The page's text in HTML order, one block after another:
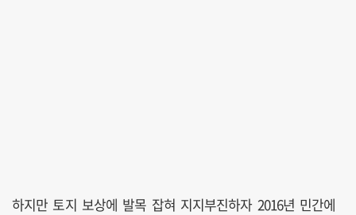
하지만 토지 보상에 발목 잡혀 지지부진하자 2016년 민간에